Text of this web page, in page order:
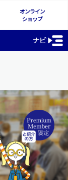
オンライン
ショップ